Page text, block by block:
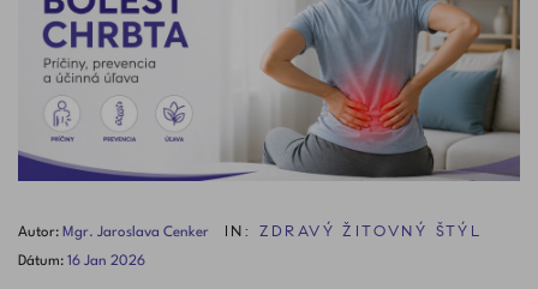
Autor: Mgr. Jaroslava Cenker IN: ZDRAVÝ ŽITOVNÝ ŠTÝL
Dátum: 16 Jan 2026